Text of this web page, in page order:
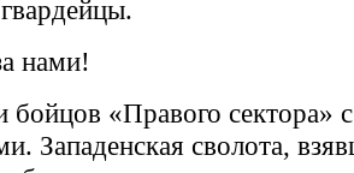
нами!
бойцов «Правого сектора»
Западенская сволота,